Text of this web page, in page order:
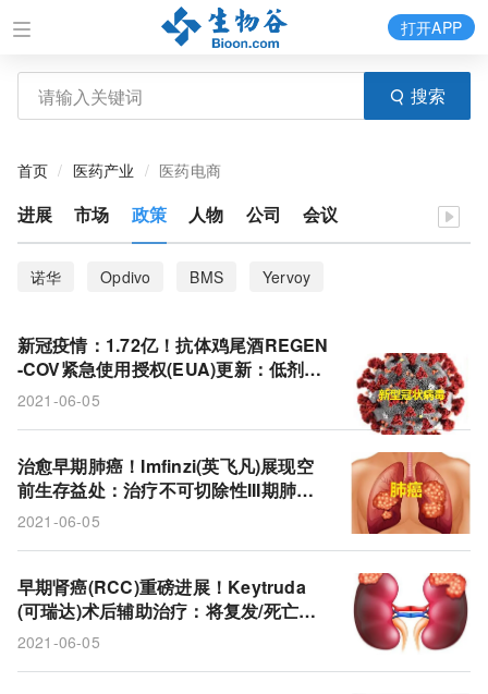
搜索
打开APP
首页 医药产业 医药电商
进展 市场 政策 人物 公司 会议
诺华 Opdivo BMS
Yervoy
银屑病关节炎
JAK抑制剂 翰森制药
Rinvoq
upadacitinib
ribociclib
Cosentyx
司库奇尤单抗
苏金单抗
斑块型银屑病 强生
多发性骨髓瘤
CAR-T
南京传奇
真菌 外阴阴道念珠菌病
NSCLC
Imfinzi
PD-L1 肿瘤免疫疗法
阿斯利康
durvalumab
被动免疫 再生元
REGEN-COV
新冠疫情：1.72亿！抗体鸡尾酒REGEN
-COV紧急使用授权(EUA)更新：低剂量
1200mg治疗COVID-19患者!
2021-06-05
治愈早期肺癌！Imfinzi(英飞凡)展现空
前生存益处：治疗不可切除性III期肺
癌，5年存活率43%!
2021-06-05
早期肾癌(RCC)重磅进展！Keytruda
(可瑞达)术后辅助治疗：将复发/死亡风
险显著降低32%，将成临床新标准!
2021-06-05